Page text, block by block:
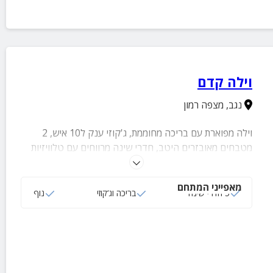
וילה קדם
נגב, מצפה רמון
וילה מפוארת עם בריכה מחוממת, ג'קוזי ענק ל10 איש, 2
מטבחים מאובזרים היטב, חדרי שינה מרווחים עם טלוויזיות
מחוברות לכבלים ולנטפליקס, מערכות שמע, מנגל ופינות
מאפייני המתחם
5 חדרי שינה בריכה וג‘קוזי נוף